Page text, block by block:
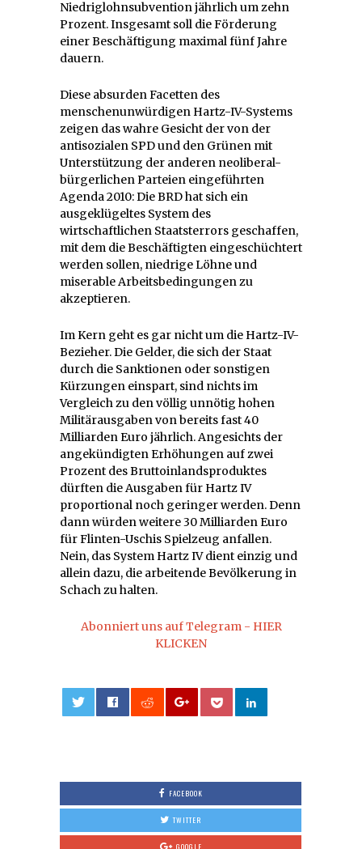
Niedriglohnsubvention jährlich um zehn
Prozent. Insgesamt soll die Förderung
einer Beschäftigung maximal fünf Jahre
dauern.
Diese absurden Facetten des
menschenunwürdigen Hartz-IV-Systems
zeigen das wahre Gesicht der von der
antisozialen SPD und den Grünen mit
Unterstützung der anderen neoliberal-
bürgerlichen Parteien eingeführten
Agenda 2010: Die BRD hat sich ein
ausgeklügeltes System des
wirtschaftlichen Staatsterrors geschaffen,
mit dem die Beschäftigten eingeschüchtert
werden sollen, niedrige Löhne und
miserable Arbeitsbedingungen zu
akzeptieren.
Im Kern geht es gar nicht um die Hartz-IV-
Bezieher. Die Gelder, die sich der Staat
durch die Sanktionen oder sonstigen
Kürzungen einspart, sind nichts im
Vergleich zu den völlig unnötig hohen
Militärausgaben von bereits fast 40
Milliarden Euro jährlich. Angesichts der
angekündigten Erhöhungen auf zwei
Prozent des Bruttoinlandsproduktes
dürften die Ausgaben für Hartz IV
proportional noch geringer werden. Denn
dann würden weitere 30 Milliarden Euro
für Flinten-Uschis Spielzeug anfallen.
Nein, das System Hartz IV dient einzig und
allein dazu, die arbeitende Bevölkerung in
Schach zu halten.
Abonniert uns auf Telegram - HIER
KLICKEN
FACEBOOK
TWITTER
GOOGLE